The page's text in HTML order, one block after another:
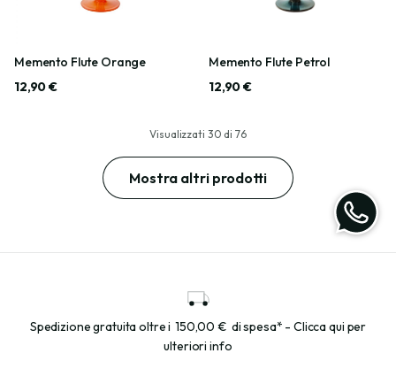
Memento Flute Orange
12,90 €
Memento Flute Petrol
12,90 €
Visualizzati 30 di 76
Mostra altri prodotti
Spedizione gratuita oltre i 150,00 € di spesa* - Clicca qui per
ulteriori info